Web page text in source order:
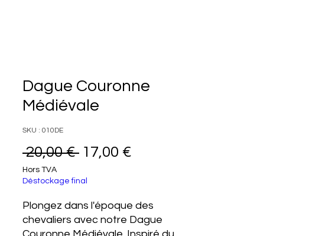
Dague Couronne
Médiévale
SKU : 010DE
20,00 € Prix original
17,00 €
Hors TVA
Déstockage final
Plongez dans l'époque des
chevaliers avec notre Dague